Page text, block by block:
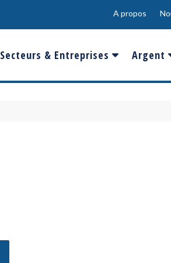
A propos
Secteurs & Entreprises
Banques & Finances
Argent
Salaire